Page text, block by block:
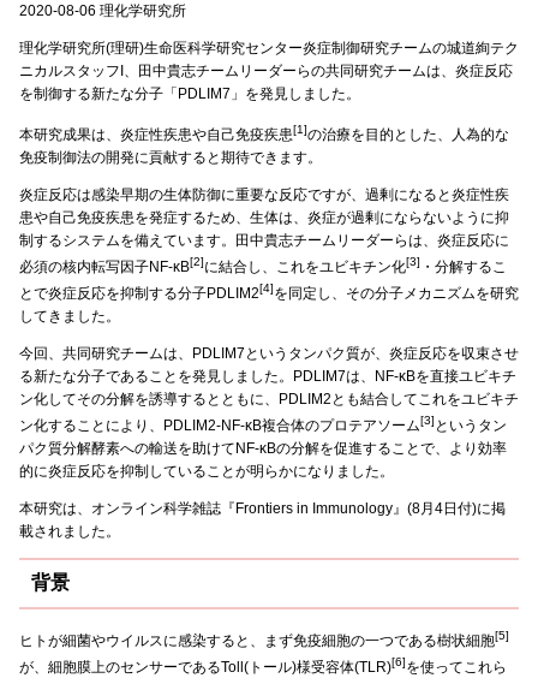
2020-08-06 理化学研究所
理化学研究所(理研)生命医科学研究センター炎症制御研究チームの城道絢テク
ニカルスタッフI、田中貴志チームリーダーらの共同研究チームは、炎症反応
を制御する新たな分子「PDLIM7」を発見しました。
本研究成果は、炎症性疾患や自己免疫疾患[1]の治療を目的とした、人為的な
免疫制御法の開発に貢献すると期待できます。
炎症反応は感染早期の生体防御に重要な反応ですが、過剰になると炎症性疾
患や自己免疫疾患を発症するため、生体は、炎症が過剰にならないように抑
制するシステムを備えています。田中貴志チームリーダーらは、炎症反応に
必須の核内転写因子NF-κB[2]に結合し、これをユビキチン化[3] ・分解するこ
とで炎症反応を抑制する分子PDLIM2[4]を同定し、その分子メカニズムを研究
してきました。
今回、共同研究チームは、PDLIM7というタンパク質が、炎症反応を収束させ
る新たな分子であることを発見しました。PDLIM7は、NF-κBを直接ユビキチ
ン化してその分解を誘導するとともに、PDLIM2とも結合してこれをユビキチ
ン化することにより、PDLIM2-NF-κB複合体のプロテアソーム[3] というタン
パク質分解酵素への輸送を助けてNF-κBの分解を促進することで、より効率
的に炎症反応を抑制していることが明らかになりました。
本研究は、オンライン科学雑誌『Frontiers in Immunology』(8月4日付)に掲
載されました。
背景
ヒトが細菌やウイルスに感染すると、まず免疫細胞の一つである樹状細胞[5]
が、細胞膜上のセンサーであるToll(トール)様受容体(TLR)[6]を使ってこれら